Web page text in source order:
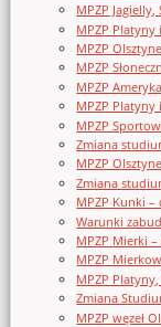
MPZP
MPZP Platyny
MPZP
MPZP
MPZP Ameryka
MPZP Platyny
MPZP
Zmiana
MPZP
Zmiana
MPZP Kunki –
Warunki
MPZP Mierki –
MPZP
MPZP
Zmiana
MPZP węzeł